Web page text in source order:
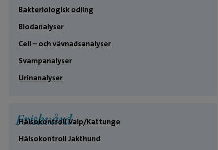
Bakteriologisk odling
Blodanalyser
Cell – och vävnadsanalyser
Svampanalyser
Urinanalyser
Friskvård
Hälsokontroll Valp/Kattunge
Hälsokontroll Jakthund